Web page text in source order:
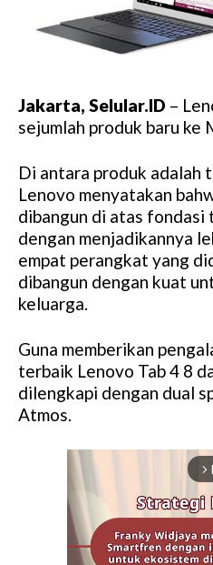
Jakarta, Selular.ID –
sejumlah produk baru ke
Di antara produk adalah
Lenovo menyatakan
dibangun di atas fondasi
dengan menjadikannya
empat perangkat yang
dibangun dengan kuat
keluarga.
Guna memberikan
terbaik Lenovo Tab 4 8
dilengkapi dengan dual
Atmos.
arrow_forward_ios